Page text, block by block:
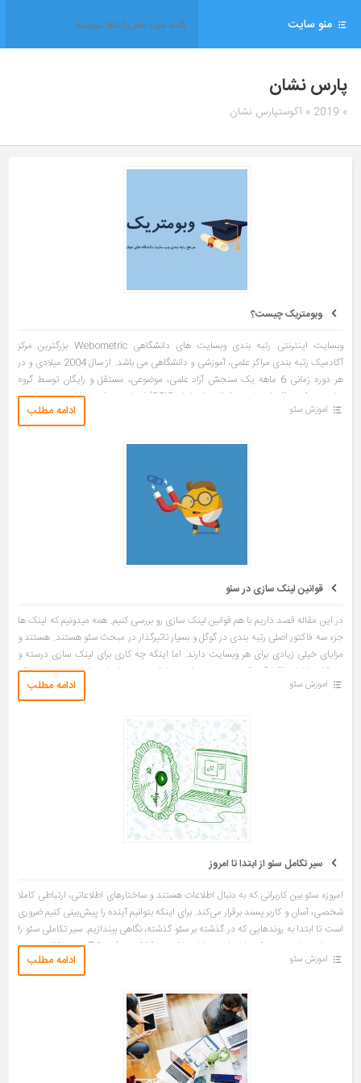
منو سایت
پارس نشان
» 2019 » آگوستپارس نشان
وبومتریک چیست؟
وبسایت اینترنتی رتبه بندی وبسایت های دانشگاهی Webometric بزرگترین مرکز
آکادمیک رتبه بندی مراکز علمی، آموزشی و دانشگاهی می باشد. از سال 2004 میلادی و در
هر دوره زمانی 6 ماهه یک سنجش آزاد علمی، موضوعی، مستقل و رایگان توسط گروه
سایبرمتریکس (شورای ملی تحقیقاتی اسپانیا ، CSIC) انجام می شود تا اطلاعاتی مطمئن،
چند وجهی، کارامد و به روزرسانی شده درباره عملکرد دانشگاه های سراسر جهان بر اساس
آموزش سئو ادامه مطلب
قوانین لینک سازی در سئو
در این مقاله قصد داریم با هم قوانین لینک سازی رو بررسی کنیم. همه میدونیم که لینک ها
جزء سه فاکتور اصلی رتبه بندی در گوگل و بسیار تاثیرگذار در مبحث سئو هستند. هستند و
مزایای خیلی زیادی برای هر وبسایت دارند. اما اینکه چه کاری برای لینک سازی درسته و
چه کاری غلط، واقعا گیج کنندست. میخوایم در ادامه بعضی از بایدها و نباید ها در لینک
سازی را معرفی کنیم تا موضوع براتون […]
آموزش سئو ادامه مطلب
سیر تکامل سئو از ابتدا تا امروز
امروزه سئو بین کاربرانی که به دنبال اطلاعات هستند و ساختارهای اطلاعاتی، ارتباطی کاملا
شخصی، آسان و کاربر پسند برقرار می‌کند. برای اینکه بتوانیم آینده را پیش‌بینی کنیم ضروری
است تا ابتدا به روند‌هایی که در گذشته بر سئو گذشته، نگاهی بیندازیم. سیر تکاملی سئو را
در ۵ بازه زمانی بررسی کرده‌ایم. اولین نشانه‌ها از سئو (۱۹۹۱-۲۰۰۲) در ۶ آگوست ۱۹۹۱ تیم برنرز
اولین وب سایت دنیا را ایجاد کرد که تا امروز هم زنده است. […]
آموزش سئو ادامه مطلب